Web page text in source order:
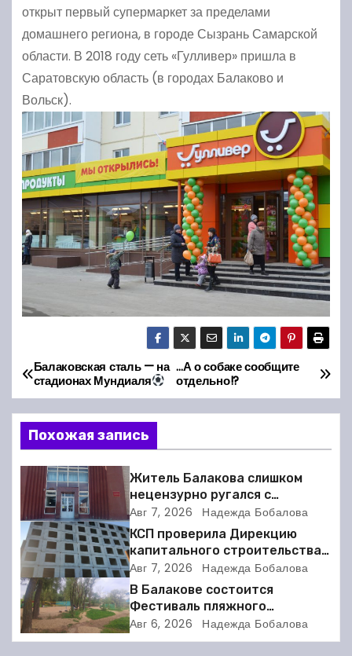
открыт первый супермаркет за пределами
домашнего региона, в городе Сызрань Самарской
области. В 2018 году сеть «Гулливер» пришла в
Саратовскую область (в городах Балаково и
Вольск).
Н
а
в
и
г
а
ц
и
я
…А о собаке сообщите
отдельно!?
Балаковская сталь — на
стадионах Мундиаля
Похожая запись
Житель Балакова слишком
нецензурно ругался с
соседкой и получил двое суток
ареста
Авг 7, 2026 Надежда Бобалова
КСП проверила Дирекцию
капитального строительства в
Балакове и нашла множество
нарушений
Авг 7, 2026 Надежда Бобалова
В Балакове состоится
Фестиваль пляжного
волейбола
Авг 6, 2026 Надежда Бобалова